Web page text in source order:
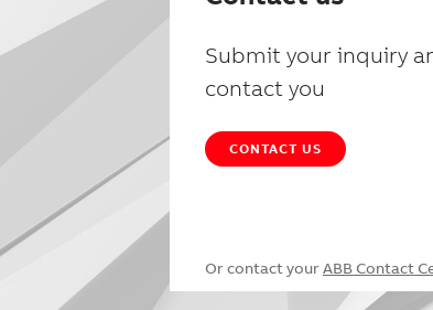
Submit your inquiry
contact you
CONTACT US
Or contact your ABB Contact